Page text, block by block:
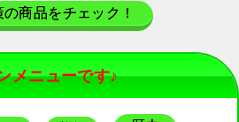
商品をチェック！
メニューです♪